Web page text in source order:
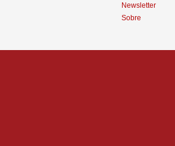
Newsletter
Sobre